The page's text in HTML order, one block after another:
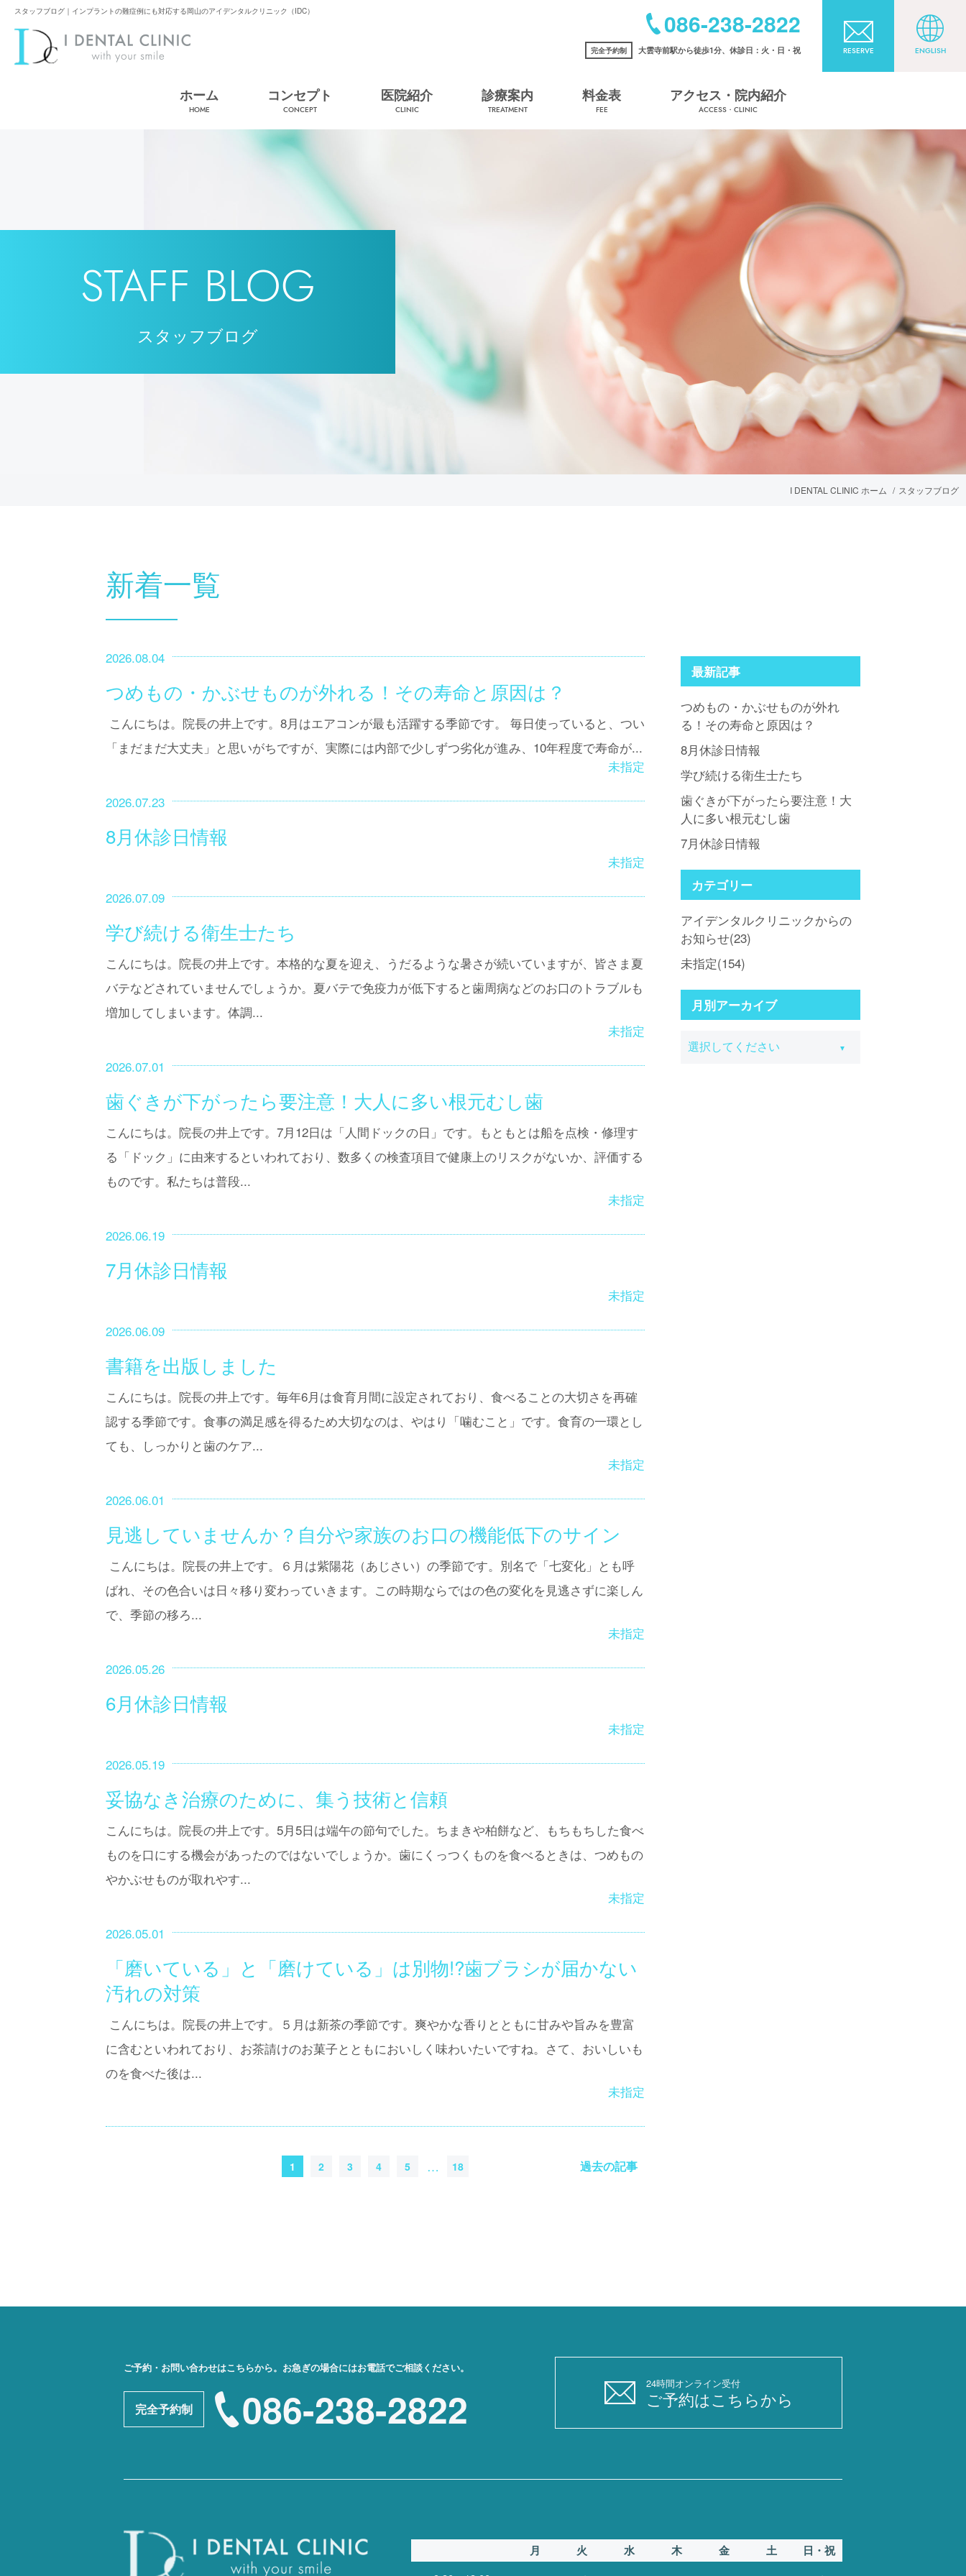
スタッフブログ｜インプラントの難症例にも対応する岡山のアイデンタルクリニック（IDC） 086-238-2822
完全予約制 大雲寺前駅から徒歩1分、休診日：火・日・祝 RESERVE ENGLISH
ホーム
HOME
コンセプト
CONCEPT
医院紹介
CLINIC
診療案内
TREATMENT
インプラント治療の疑問・質問・ご相談
AESTHETIC DENTAL TREATMENT
審美治療
ホワイトニング・着色除去
料金表
FEE
アクセス・院内紹介
ACCESS・CLINIC
STAFF BLOG
スタッフブログ
I DENTAL CLINIC ホーム スタッフブログ
新着一覧
2026.08.04
つめもの・かぶせものが外れる！その寿命と原因は？
こんにちは。院長の井上です。8月はエアコンが最も活躍する季節です。 毎日使っていると、つい
「まだまだ大丈夫」と思いがちですが、実際には内部で少しずつ劣化が進み、10年程度で寿命が...
未指定
2026.07.23
8月休診日情報
未指定
2026.07.09
学び続ける衛生士たち
こんにちは。院長の井上です。本格的な夏を迎え、うだるような暑さが続いていますが、皆さま夏
バテなどされていませんでしょうか。夏バテで免疫力が低下すると歯周病などのお口のトラブルも
増加してしまいます。体調...
未指定
2026.07.01
歯ぐきが下がったら要注意！大人に多い根元むし歯
こんにちは。院長の井上です。7月12日は「人間ドックの日」です。もともとは船を点検・修理す
る「ドック」に由来するといわれており、数多くの検査項目で健康上のリスクがないか、評価する
ものです。私たちは普段...
未指定
2026.06.19
7月休診日情報
未指定
2026.06.09
書籍を出版しました
こんにちは。院長の井上です。毎年6月は食育月間に設定されており、食べることの大切さを再確
認する季節です。食事の満足感を得るため大切なのは、やはり「噛むこと」です。食育の一環とし
ても、しっかりと歯のケア...
未指定
2026.06.01
見逃していませんか？自分や家族のお口の機能低下のサイン
こんにちは。院長の井上です。６月は紫陽花（あじさい）の季節です。別名で「七変化」とも呼
ばれ、その色合いは日々移り変わっていきます。この時期ならではの色の変化を見逃さずに楽しん
で、季節の移ろ...
未指定
2026.05.26
6月休診日情報
未指定
2026.05.19
妥協なき治療のために、集う技術と信頼
こんにちは。院長の井上です。5月5日は端午の節句でした。ちまきや柏餅など、もちもちした食べ
ものを口にする機会があったのではないでしょうか。歯にくっつくものを食べるときは、つめもの
やかぶせものが取れやす...
未指定
2026.05.01
「磨いている」と「磨けている」は別物!?歯ブラシが届かない
汚れの対策
こんにちは。院長の井上です。５月は新茶の季節です。爽やかな香りとともに甘みや旨みを豊富
に含むといわれており、お茶請けのお菓子とともにおいしく味わいたいですね。さて、おいしいも
のを食べた後は...
未指定
過去の記事
1 2 3 4 5 … 18
最新記事
つめもの・かぶせものが外れ
る！その寿命と原因は？
8月休診日情報
学び続ける衛生士たち
歯ぐきが下がったら要注意！大
人に多い根元むし歯
7月休診日情報
カテゴリー
アイデンタルクリニックからの
お知らせ(23)
未指定(154)
月別アーカイブ
ご予約・お問い合わせはこちらから。 お急ぎの場合にはお電話でご相談ください。
完全予約制 086-238-2822
24時間オンライン受付
ご予約はこちらから
月 火 水 木 金 土 日・祝